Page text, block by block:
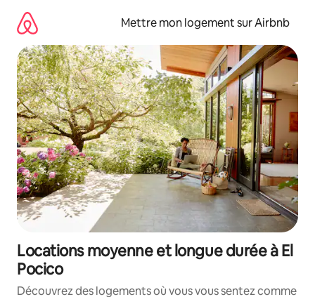
directement
contenu
Mettre mon logement sur Airbnb
Locations moyenne et longue durée à El
Pocico
Découvrez des logements où vous vous sentez comme